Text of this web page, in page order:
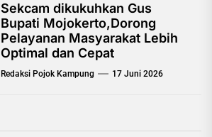
Sekcam dikukuhkan Gus
Bupati Mojokerto,Dorong
Pelayanan Masyarakat Lebih
Optimal dan Cepat
Redaksi Pojok Kampung 17 Juni 2026